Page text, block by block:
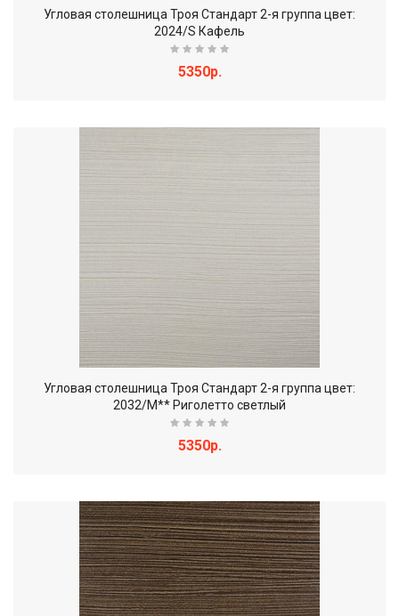
Угловая столешница Троя Стандарт 2-я группа цвет:
2024/S Кафель
5350р.
Угловая столешница Троя Стандарт 2-я группа цвет:
2032/M** Риголетто светлый
5350р.